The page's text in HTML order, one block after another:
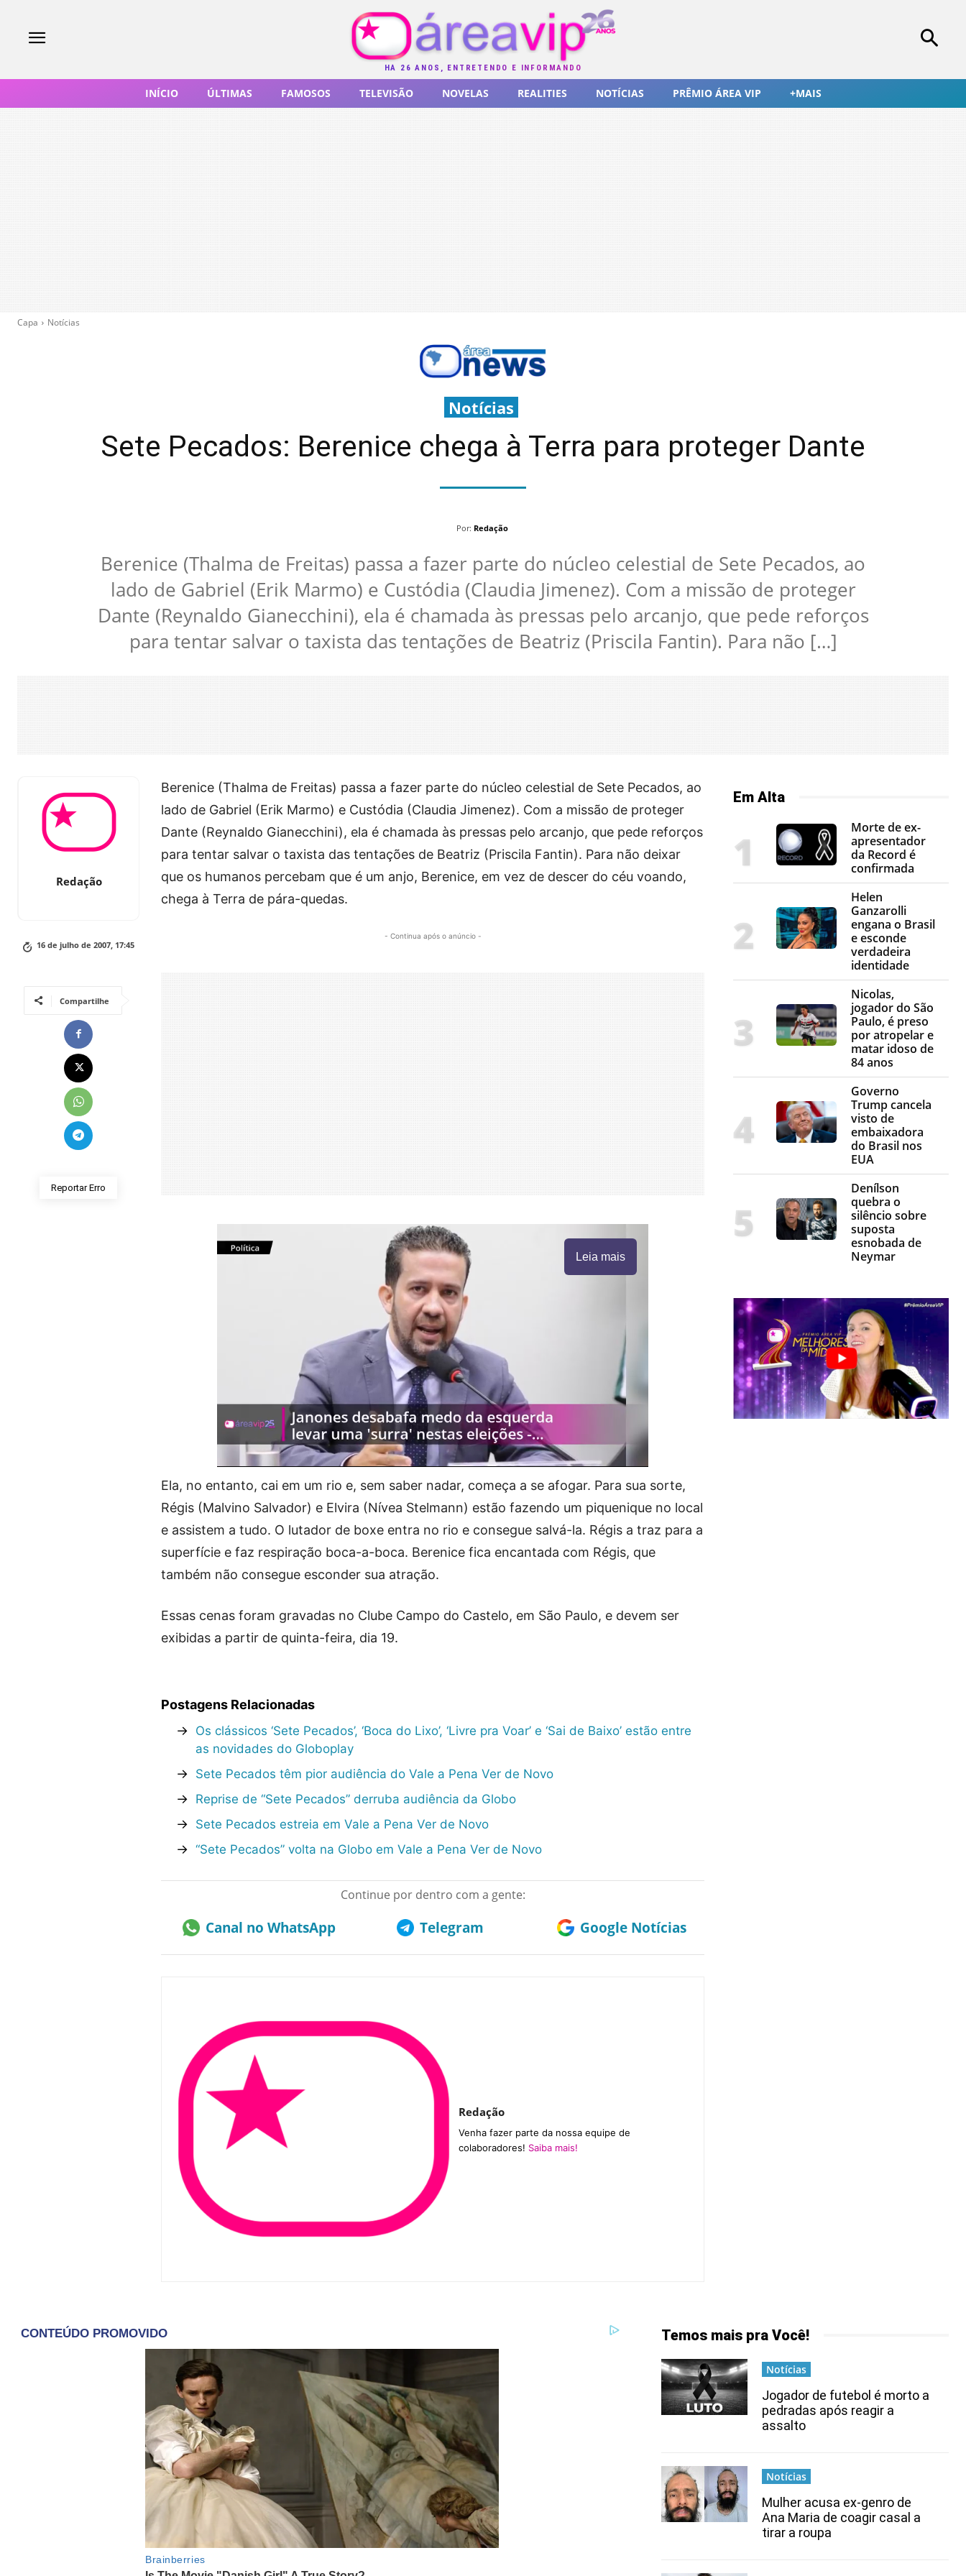
HÁ 26 ANOS, ENTRETENDO E INFORMANDO
INÍCIO ÚLTIMAS FAMOSOS TELEVISÃO NOVELAS REALITIES NOTÍCIAS PRÊMIO ÁREA VIP +MAIS
Capa Notícias
Notícias
Sete Pecados: Berenice chega à Terra para proteger Dante
Por: Redação
Berenice (Thalma de Freitas) passa a fazer parte do núcleo celestial de Sete Pecados, ao
lado de Gabriel (Erik Marmo) e Custódia (Claudia Jimenez). Com a missão de proteger
Dante (Reynaldo Gianecchini), ela é chamada às pressas pelo arcanjo, que pede reforços
para tentar salvar o taxista das tentações de Beatriz (Priscila Fantin). Para não […]
Redação
16 de julho de 2007, 17:45
Compartilhe
Reportar Erro
Berenice (Thalma de Freitas) passa a fazer parte do núcleo celestial de Sete Pecados, ao
lado de Gabriel (Erik Marmo) e Custódia (Claudia Jimenez). Com a missão de proteger
Dante (Reynaldo Gianecchini), ela é chamada às pressas pelo arcanjo, que pede reforços
para tentar salvar o taxista das tentações de Beatriz (Priscila Fantin). Para não deixar
que os humanos percebam que é um anjo, Berenice, em vez de descer do céu voando,
chega à Terra de pára-quedas.
- Continua após o anúncio -
Leia mais
Ela, no entanto, cai em um rio e, sem saber nadar, começa a se afogar. Para sua sorte,
Régis (Malvino Salvador) e Elvira (Nívea Stelmann) estão fazendo um piquenique no local
e assistem a tudo. O lutador de boxe entra no rio e consegue salvá-la. Régis a traz para a
superfície e faz respiração boca-a-boca. Berenice fica encantada com Régis, que
também não consegue esconder sua atração.
Essas cenas foram gravadas no Clube Campo do Castelo, em São Paulo, e devem ser
exibidas a partir de quinta-feira, dia 19.
Postagens Relacionadas
→ Os clássicos ‘Sete Pecados’, ‘Boca do Lixo’, ‘Livre pra Voar’ e ‘Sai de Baixo’ estão entre
as novidades do Globoplay
→ Sete Pecados têm pior audiência do Vale a Pena Ver de Novo
→ Reprise de “Sete Pecados” derruba audiência da Globo
→ Sete Pecados estreia em Vale a Pena Ver de Novo
→ “Sete Pecados” volta na Globo em Vale a Pena Ver de Novo
Continue por dentro com a gente:
Canal no WhatsApp Telegram Google Notícias
Redação
Venha fazer parte da nossa equipe de
colaboradores! Saiba mais!
Em Alta
Morte de ex-
apresentador
da Record é
confirmada
Helen
Ganzarolli
engana o Brasil
e esconde
verdadeira
identidade
Nicolas,
jogador do São
Paulo, é preso
por atropelar e
matar idoso de
84 anos
Governo
Trump cancela
visto de
embaixadora
do Brasil nos
EUA
Denílson
quebra o
silêncio sobre
suposta
esnobada de
Neymar
Temos mais pra Você!
Notícias
Jogador de futebol é morto a
pedradas após reagir a
assalto
Notícias
Mulher acusa ex-genro de
Ana Maria de coagir casal a
tirar a roupa